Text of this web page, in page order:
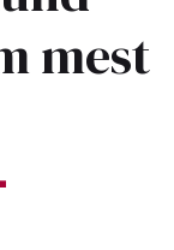
mest